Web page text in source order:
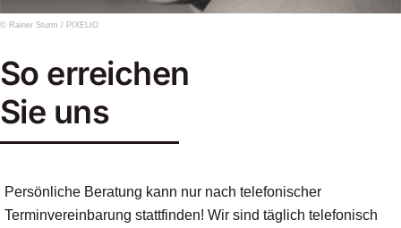
© Rainer Sturm / PIXELIO
So erreichen
Sie uns
Persönliche Beratung kann nur nach telefonischer
Terminvereinbarung stattfinden! Wir sind täglich telefonisch